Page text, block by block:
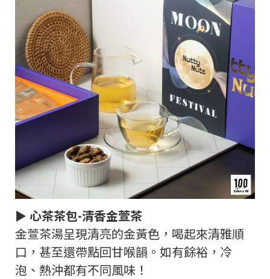
► 心茶茶包-清香金萱茶
金萱茶湯呈現清亮的金黃色，喝起來清雅順
口，甚至還帶點回甘喉韻。如有餘裕，冷
泡、熱沖都有不同風味！